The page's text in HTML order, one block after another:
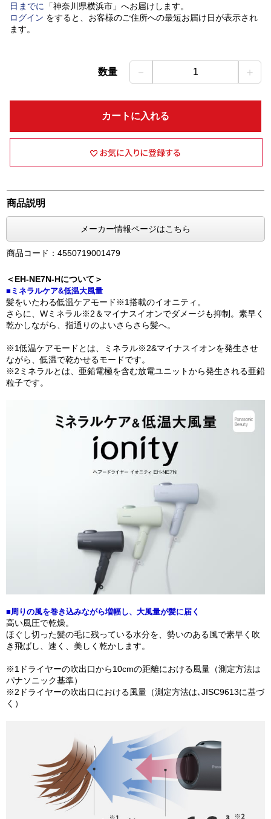
日 までに 「神奈川県横浜市」 へお届けします。
ログイン をすると、お客様のご住所への最短お届け日が表示され
ます。
数量 － 1 ＋
カートに入れる
商品説明
メーカー情報ページはこちら
商品コード：4550719001479
＜EH-NE7N-Hについて＞
■ミネラルケア&低温大風量
髪をいたわる低温ケアモード※1搭載のイオニティ。
さらに、Wミネラル※2＆マイナスイオンでダメージも抑制。素早く
乾かしながら、指通りのよいさらさら髪へ。
※1低温ケアモードとは、ミネラル※2&マイナスイオンを発生させ
ながら、低温で乾かせるモードです。
※2ミネラルとは、亜鉛電極を含む放電ユニットから発生される亜鉛
粒子です。
■周りの風を巻き込みながら増幅し、大風量が髪に届く
高い風圧で乾燥。
ほぐし切った髪の毛に残っている水分を、勢いのある風で素早く吹
き飛ばし、速く、美しく乾かします。
※1ドライヤーの吹出口から10cmの距離における風量（測定方法は
パナソニック基準）
※2ドライヤーの吹出口における風量（測定方法は､JISC9613に基づ
く）